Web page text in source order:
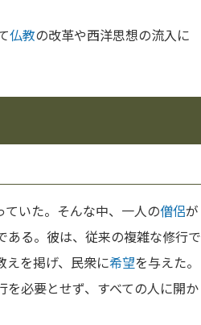
仏教の改革や西洋思想の流入に
いた。そんな中、一人の僧侶が
ある。彼は、従来の複雑な修行で
えを掲げ、民衆に希望を与えた。
を必要とせず、すべての人に開か